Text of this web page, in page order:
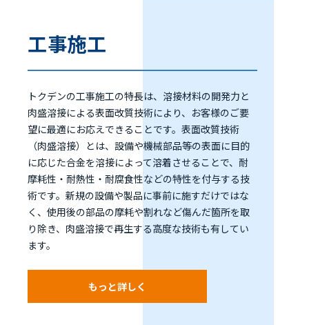
工事施工
トクデンの工事施工の特長は、溶接材料の開発力と
肉盛溶接による表面改質技術により、お客様のご要
望に最適にお応えできることです。表面改質技術
（肉盛溶接）とは、設備や機械部品等の表面に目的
に応じた合金を溶接によって溶着させることで、耐
摩耗性・耐熱性・耐腐食性などの特性を付与する技
術です。新規の設備や製品に事前に施すだけではな
く、使用後の部品の摩耗や割れなど傷んだ箇所を取
り除き、肉盛溶接で再生する高度な技術も有してい
ます。
もっと詳しく